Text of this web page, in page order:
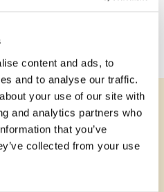
content and ads, to
and to analyse our traffic.
your use of our site with
and analytics partners who
that you’ve
collected from your use
låter duBixiasprida
att köpa allt vid ett tillfälle.
över tid och mindre risk